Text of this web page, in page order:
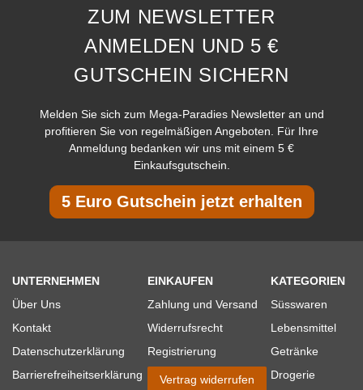
ZUM NEWSLETTER
ANMELDEN UND 5 €
GUTSCHEIN SICHERN
Melden Sie sich zum Mega-Paradies Newsletter an und
profitieren Sie von regelmäßigen Angeboten. Für Ihre
Anmeldung bedanken wir uns mit einem 5 €
Einkaufsgutschein.
5 Euro Gutschein jetzt erhalten
UNTERNEHMEN
Über Uns
Kontakt
Datenschutzerklärung
Barrierefreiheitserklärung
EINKAUFEN
Zahlung und Versand
Widerrufsrecht
Registrierung
Vertrag widerrufen
KATEGORIEN
Süsswaren
Lebensmittel
Getränke
Drogerie